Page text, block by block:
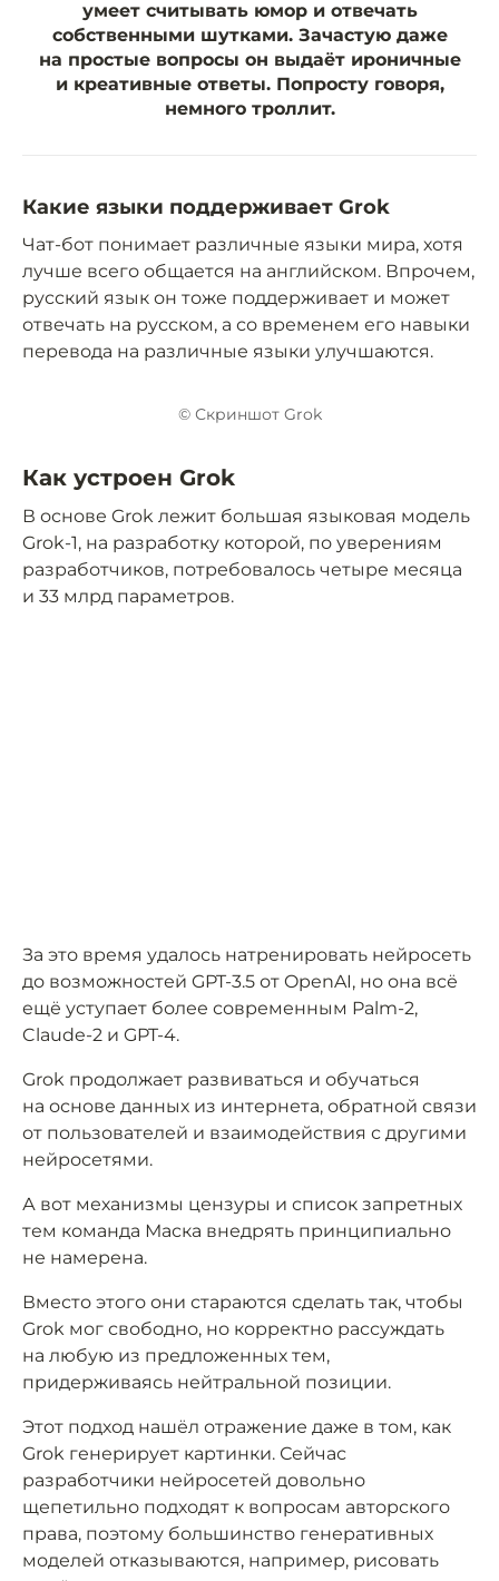
умеет считывать юмор и отвечать
собственными шутками. Зачастую даже
на простые вопросы он выдаёт ироничные
и креативные ответы. Попросту говоря,
немного троллит.
Какие языки поддерживает Grok
Чат-бот понимает различные языки мира, хотя
лучше всего общается на английском. Впрочем,
русский язык он тоже поддерживает и может
отвечать на русском, а со временем его навыки
перевода на различные языки улучшаются.
© Скриншот Grok
Как устроен Grok
В основе Grok лежит большая языковая модель
Grok-1, на разработку которой, по уверениям
разработчиков, потребовалось четыре месяца
и 33 млрд параметров.
За это время удалось натренировать нейросеть
до возможностей GPT-3.5 от OpenAI, но она всё
ещё уступает более современным Palm-2,
Claude-2 и GPT-4.
Grok продолжает развиваться и обучаться
на основе данных из интернета, обратной связи
от пользователей и взаимодействия с другими
нейросетями.
А вот механизмы цензуры и список запретных
тем команда Маска внедрять принципиально
не намерена.
Вместо этого они стараются сделать так, чтобы
Grok мог свободно, но корректно рассуждать
на любую из предложенных тем,
придерживаясь нейтральной позиции.
Этот подход нашёл отражение даже в том, как
Grok генерирует картинки. Сейчас
разработчики нейросетей довольно
щепетильно подходят к вопросам авторского
права, поэтому большинство генеративных
моделей отказываются, например, рисовать